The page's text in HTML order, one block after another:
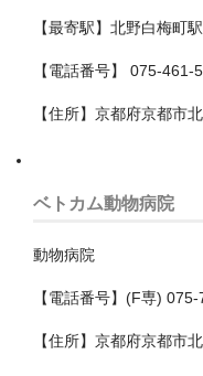
長生郡長生村
香取郡多古町
【最寄駅】北野白梅町
【電話番号】 075-461-
【住所】京都府京都市
ベトカム動物病院
動物病院
【電話番号】(F専)
【住所】京都府京都市